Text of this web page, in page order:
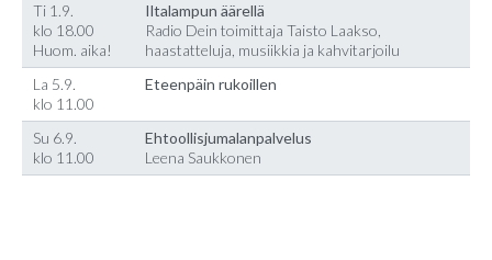
Ti 1.9.
klo 18.00
Huom. aika!
Iltalampun äärellä
Radio Dein toimittaja Taisto Laakso,
haastatteluja, musiikkia ja kahvitarjoilu
La 5.9.
klo 11.00
Eteenpäin rukoillen
Su 6.9.
klo 11.00
Ehtoollisjumalanpalvelus
Leena Saukkonen